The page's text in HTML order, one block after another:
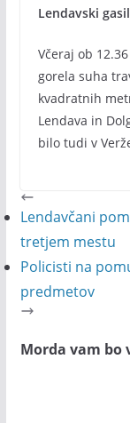
Lendavski
Včeraj ob
gorela suha
kvadratnih
Lendava in
bilo tudi v
Lendavčani
tretjem mestu
Policisti na
predmetov
Morda vam bo